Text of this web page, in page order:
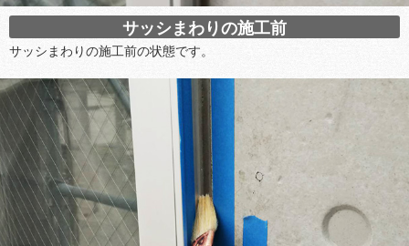
サッシまわりの施工前
サッシまわりの施工前の状態です。